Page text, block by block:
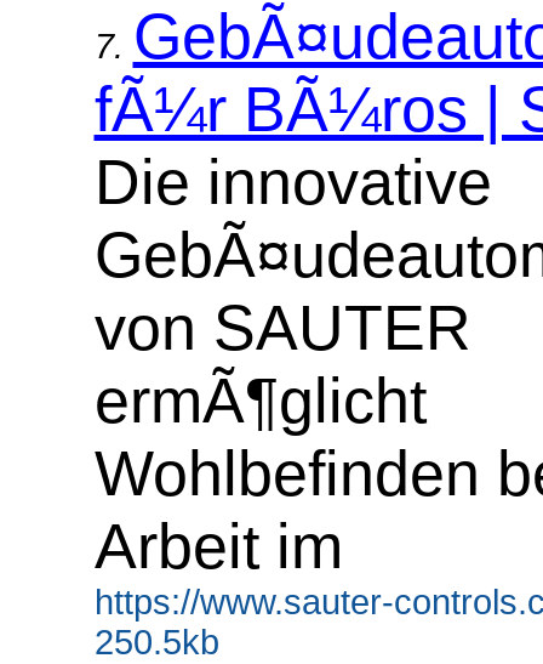
7.
fÃ¼r BÃ¼ros |
Die innovative
von SAUTER
ermÃ¶glicht
Wohlbefinden
Arbeit im
https://www.sauter-
250.5kb